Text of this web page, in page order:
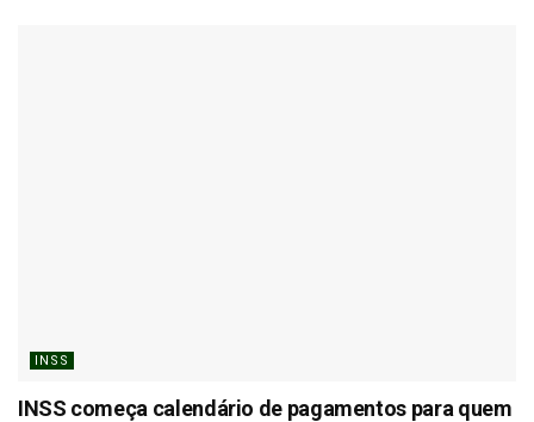
INSS
INSS começa calendário de pagamentos para quem